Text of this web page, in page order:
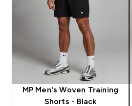
MP Men's Woven Training
Shorts - Black